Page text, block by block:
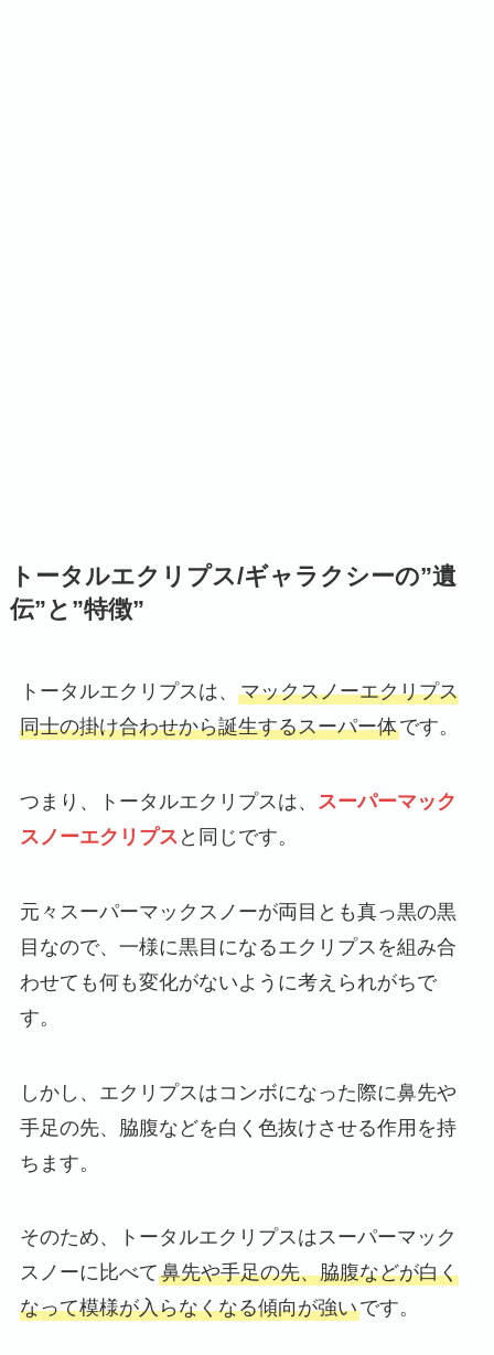
トータルエクリプス/ギャラクシーの”遺
伝”と”特徴”
トータルエクリプスは、 マックスノーエクリプス
同士の掛け合わせから誕生するスーパー体です。
つまり、トータルエクリプスは、
スーパーマック
スノーエクリプス と同じです。
元々スーパーマックスノーが両目とも真っ黒の黒
目なので、一様に黒目になるエクリプスを組み合
わせても何も変化がないように考えられがちで
す。
しかし、エクリプスはコンボになった際に鼻先や
手足の先、脇腹などを白く色抜けさせる作用を持
ちます。
そのため、トータルエクリプスはスーパーマック
スノーに比べて鼻先や手足の先、脇腹などが白く
なって模様が入らなくなる傾向が強いです。